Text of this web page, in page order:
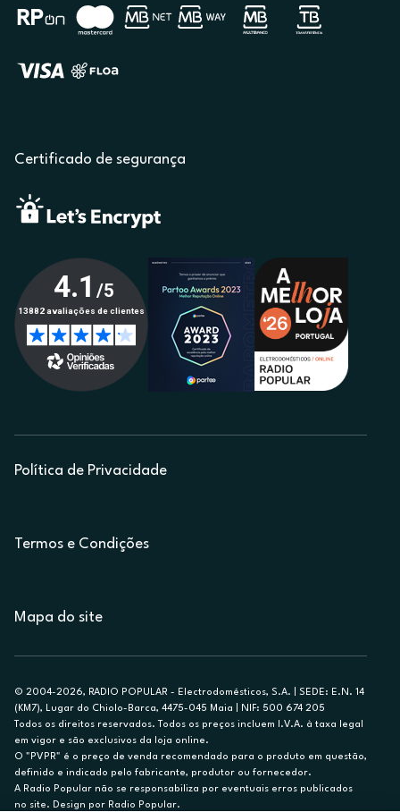
Certificado de segurança
Política de Privacidade
Termos e Condições
Mapa do site
© 2004-2026, RADIO POPULAR - Electrodomésticos, S.A. | SEDE: E.N. 14
(KM7), Lugar do Chiolo-Barca, 4475-045 Maia | NIF: 500 674 205
Todos os direitos reservados. Todos os preços incluem I.V.A. à taxa legal
em vigor e são exclusivos da loja online.
O "PVPR" é o preço de venda recomendado para o produto em questão,
definido e indicado pelo fabricante, produtor ou fornecedor.
A Radio Popular não se responsabiliza por eventuais erros publicados
no site. Design por Radio Popular.